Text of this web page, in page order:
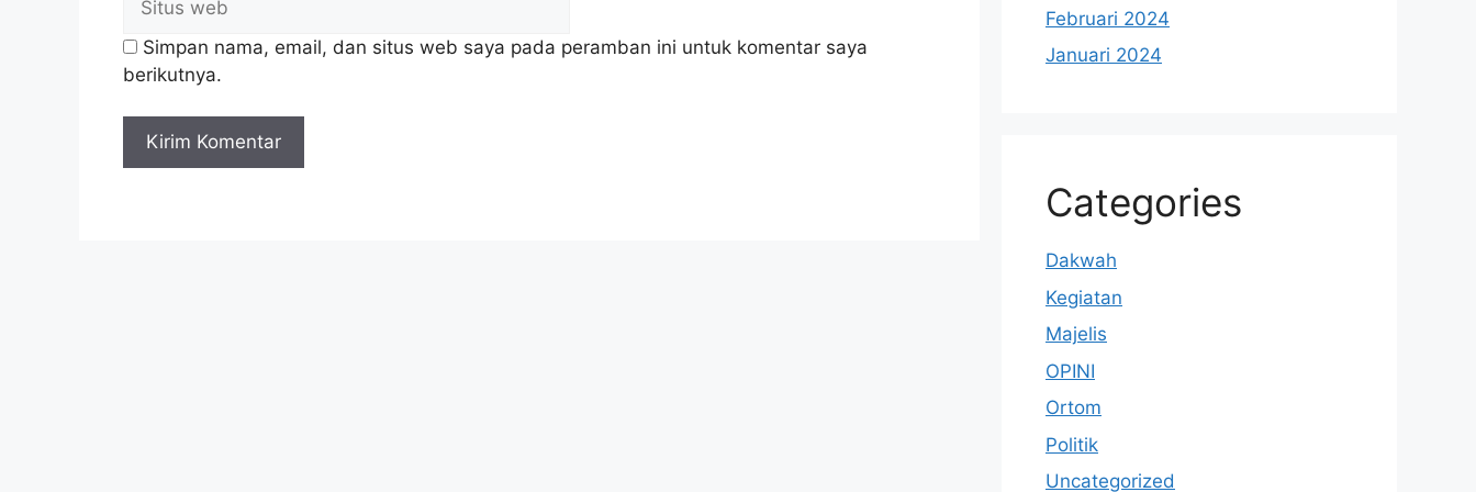
Simpan nama, email, dan situs web saya pada peramban ini untuk komentar saya
berikutnya.
Februari 2024
Januari 2024
Categories
Dakwah
Kegiatan
Majelis
OPINI
Ortom
Politik
Uncategorized